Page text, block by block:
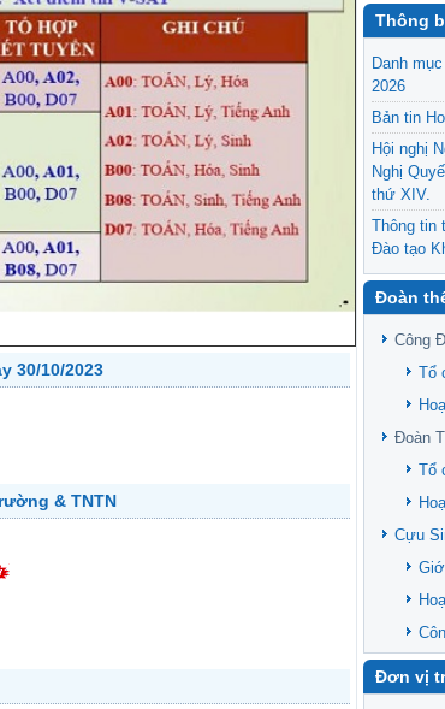
NEXT
30/10/2023
& TNTN
Thông
Danh
2026
Bản tin
Hội nghị
Nghị
thứ XIV.
Thông tin
Đào tạo
manure
systems
Văn bản -
Ban
Đoàn
Công
Tổ
Đoàn
Tổ
Cựu
Đơn vị